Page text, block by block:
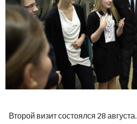
вчера 23:00
ОБЩЕСТВО
У метро
Новосибирске
пешеходную зону